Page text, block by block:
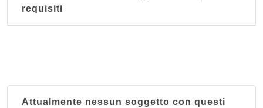
requisiti
Attualmente nessun soggetto con questi